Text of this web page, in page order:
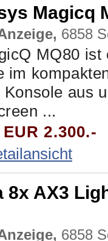
Magicq
6858
MQ80
im
Konsole aus
...
2.300.-
8x AX3
6858